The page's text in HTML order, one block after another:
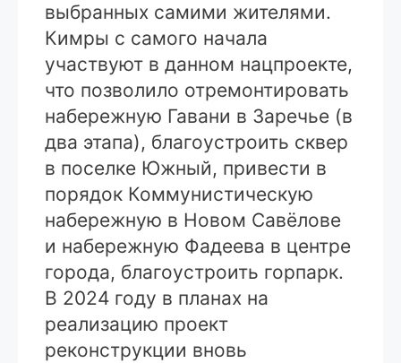
выбранных самими жителями.
Кимры с самого начала
участвуют в данном нацпроекте,
что позволило отремонтировать
набережную Гавани в Заречье (в
два этапа), благоустроить сквер
в поселке Южный, привести в
порядок Коммунистическую
набережную в Новом Савёлове
и набережную Фадеева в центре
города, благоустроить горпарк.
В 2024 году в планах на
реализацию проект
реконструкции вновь